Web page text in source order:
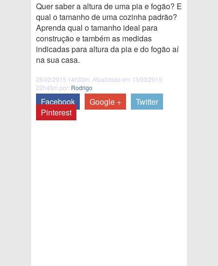
Quer saber a altura de uma pia e fogão? E
qual o tamanho de uma cozinha padrão?
Aprenda qual o tamanho ideal para
construção e também as medidas
indicadas para altura da pia e do fogão aí
na sua casa.
26/02/2015 14h33m. Atualizado em 13/03/2015
22h45m por: Rodrigo
Facebook Google +
Twitter
Pinterest